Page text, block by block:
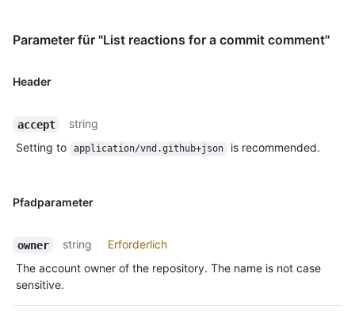
Parameter für "List reactions for a commit comment"
Header
accept
string
Setting to
application/vnd.github+json is recommended.
Pfadparameter
owner string
Erforderlich
The account owner of the repository. The name is not case
sensitive.